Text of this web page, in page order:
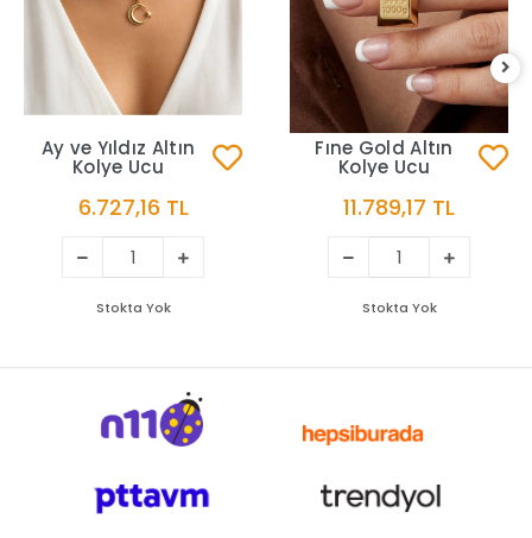
Ay ve Yıldız Altın
Kolye Ucu
6.727,16 TL
Stokta Yok
Fıne Gold Altın
Kolye Ucu
11.789,17 TL
Stokta Yok